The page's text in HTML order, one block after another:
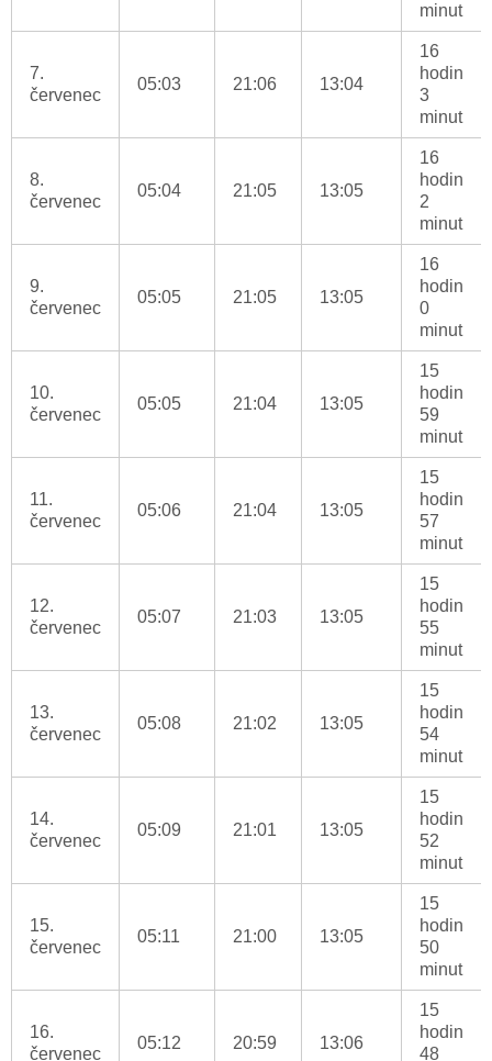
minut
7.
červenec
05:03 21:06 13:04
16
hodin
3
minut
8.
červenec
05:04 21:05 13:05
16
hodin
2
minut
9.
červenec
05:05 21:05 13:05
16
hodin
0
minut
10.
červenec
05:05 21:04 13:05
15
hodin
59
minut
11.
červenec
05:06 21:04 13:05
15
hodin
57
minut
12.
červenec
05:07 21:03 13:05
15
hodin
55
minut
13.
červenec
05:08 21:02 13:05
15
hodin
54
minut
14.
červenec
05:09 21:01 13:05
15
hodin
52
minut
15.
červenec
05:11 21:00 13:05
15
hodin
50
minut
16.
červenec
05:12 20:59 13:06
15
hodin
48